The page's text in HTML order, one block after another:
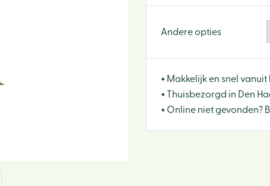
Andere opties
+ Makkelijk en snel vanuit
+ Thuisbezorgd in Den
+ Online niet gevonden?